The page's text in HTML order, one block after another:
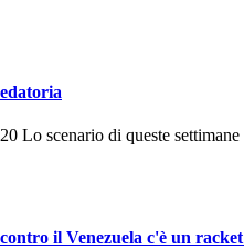
Lo scenario di queste
il Venezuela c'è un